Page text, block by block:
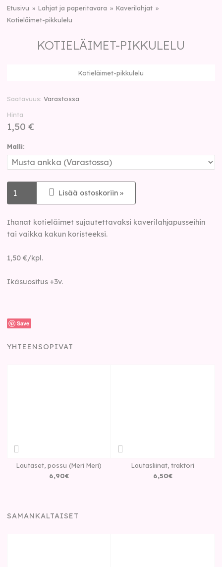
Etusivu
Lahjat ja paperitavara
Kaverilahjat
Kotieläimet-pikkulelu
KOTIELÄIMET-PIKKULELU
Kotieläimet-pikkulelu
Saatavuus Varastossa
Hinta
1,50 €
Malli:
Lisää ostoskoriin »
Ihanat kotieläimet sujautettavaksi kaverilahjapusseihin
tai vaikka kakun koristeeksi.
1,50 €/kpl.
Ikäsuositus +3v.
Save
YHTEENSOPIVAT
Lautaset, possu (Meri Meri)
6,90€
Lautasliinat, traktori
6,50€
SAMANKALTAISET